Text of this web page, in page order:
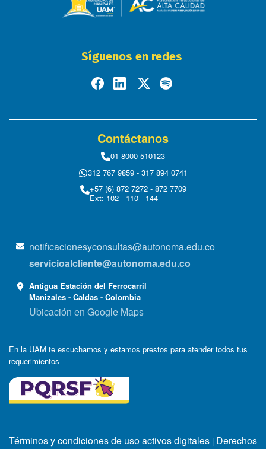
Síguenos en redes
Contáctanos
01-8000-510123
312 767 9859 - 317 894 0741
+57 (6) 872 7272 - 872 7709
Ext: 102 - 110 - 144
notificacionesyconsultas@autonoma.edu.co
servicioalcliente@autonoma.edu.co
Antigua Estación del Ferrocarril
Manizales - Caldas - Colombia
Ubicación en Google Maps
En la UAM te escuchamos y estamos prestos para atender todos tus
requerimientos
Términos y condiciones de uso activos digitales | Derechos